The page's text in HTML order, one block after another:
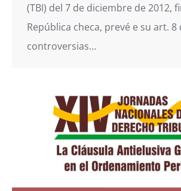
(TBI) del 7 de diciembre de 2012,
República checa, prevé e su art. 8
controversias…